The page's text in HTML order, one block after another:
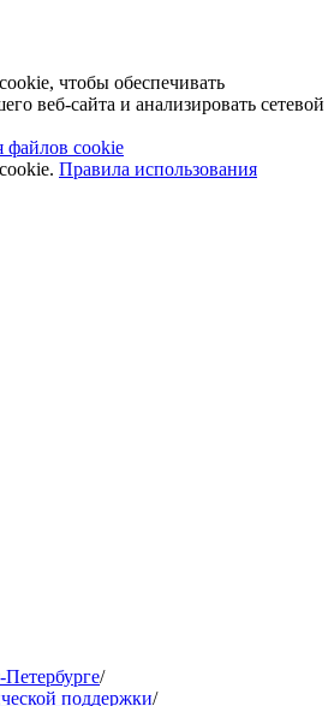
чтобы обеспечивать
веб-сайта и анализировать сетевой
файлов cookie
Правила использования
/
поддержки/